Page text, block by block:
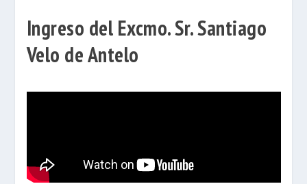
Ingreso del Excmo. Sr. Santiago
Velo de Antelo